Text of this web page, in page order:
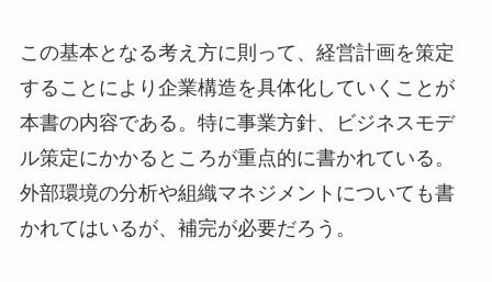
この基本となる考え方に則って、経営計画を策定
することにより企業構造を具体化していくことが
本書の内容である。特に事業方針、ビジネスモデ
ル策定にかかるところが重点的に書かれている。
外部環境の分析や組織マネジメントについても書
かれてはいるが、補完が必要だろう。